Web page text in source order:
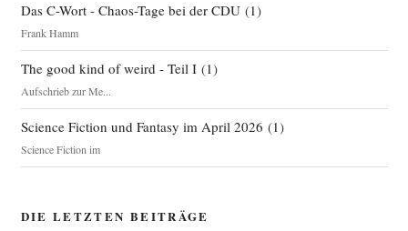
Das C-Wort - Chaos-Tage bei der CDU(1)
Frank Hamm
The good kind of weird - Teil I(1)
Aufschrieb zur Me...
Science Fiction und Fantasy im April 2026 (1)
Science Fiction im
DIE LETZTEN BEITRÄGE